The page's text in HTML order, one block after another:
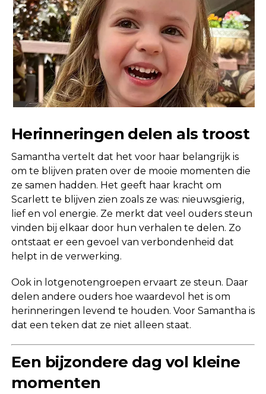
Herinneringen delen als troost
Samantha vertelt dat het voor haar belangrijk is
om te blijven praten over de mooie momenten die
ze samen hadden. Het geeft haar kracht om
Scarlett te blijven zien zoals ze was: nieuwsgierig,
lief en vol energie. Ze merkt dat veel ouders steun
vinden bij elkaar door hun verhalen te delen. Zo
ontstaat er een gevoel van verbondenheid dat
helpt in de verwerking.
Ook in lotgenotengroepen ervaart ze steun. Daar
delen andere ouders hoe waardevol het is om
herinneringen levend te houden. Voor Samantha is
dat een teken dat ze niet alleen staat.
Een bijzondere dag vol kleine
momenten